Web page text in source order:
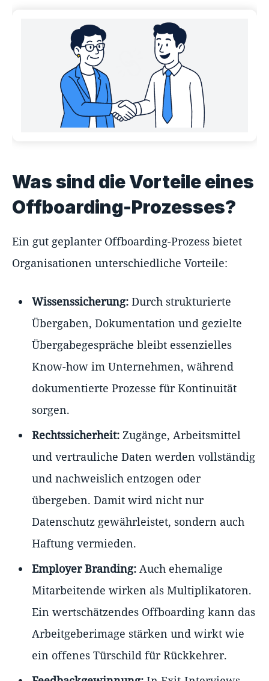
Was sind die Vorteile eines
Offboarding-Prozesses?
Ein gut geplanter Offboarding-Prozess bietet
Organisationen unterschiedliche Vorteile:
Wissenssicherung: Durch strukturierte
Übergaben, Dokumentation und gezielte
Übergabegespräche bleibt essenzielles
Know-how im Unternehmen, während
dokumentierte Prozesse für Kontinuität
sorgen.
Rechtssicherheit: Zugänge, Arbeitsmittel
und vertrauliche Daten werden vollständig
und nachweislich entzogen oder
übergeben. Damit wird nicht nur
Datenschutz gewährleistet, sondern auch
Haftung vermieden.
Employer Branding: Auch ehemalige
Mitarbeitende wirken als Multiplikatoren.
Ein wertschätzendes Offboarding kann das
Arbeitgeberimage stärken und wirkt wie
ein offenes Türschild für Rückkehrer.